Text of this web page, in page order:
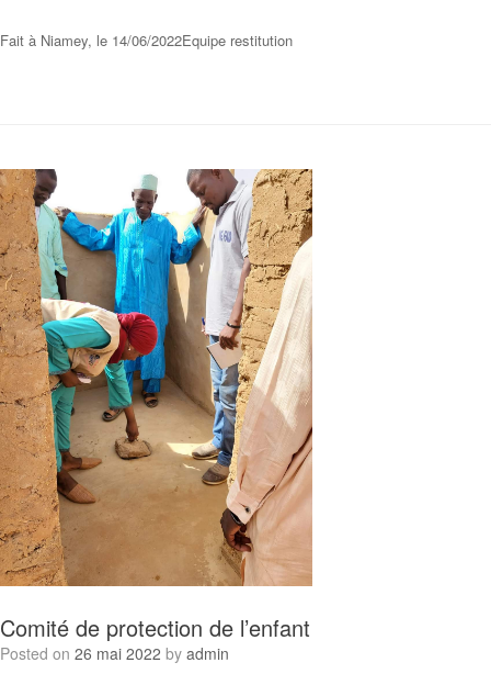
Pozornost na to. Zde je hlavní věc, že ​​muž dává zpětnou vazbu a
Fait à Niamey, le 14/06/2022Equipe restitution
Comité de protection de l’enfant
Posted on 26 mai 2022 by admin